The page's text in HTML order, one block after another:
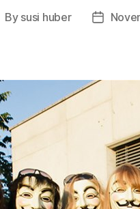
By susi huber
Post